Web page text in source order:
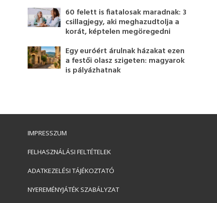
60 felett is fiatalosak maradnak: 3
csillagjegy, aki meghazudtolja a
korát, képtelen megöregedni
Egy euróért árulnak házakat ezen
a festői olasz szigeten: magyarok
is pályázhatnak
IMPRESSZUM
FELHASZNÁLÁSI FELTÉTELEK
ADATKEZELÉSI TÁJÉKOZTATÓ
NYEREMÉNYJÁTÉK SZABÁLYZAT